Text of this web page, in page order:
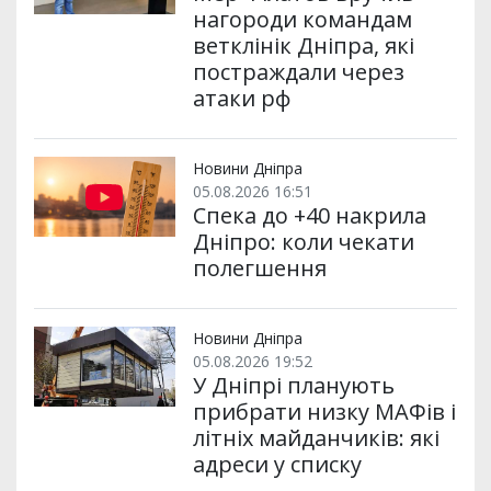
нагороди командам
ветклінік Дніпра, які
постраждали через
атаки рф
Новини Дніпра
05.08.2026 16:51
Спека до +40 накрила
Дніпро: коли чекати
полегшення
Новини Дніпра
05.08.2026 19:52
У Дніпрі планують
прибрати низку МАФів і
літніх майданчиків: які
адреси у списку